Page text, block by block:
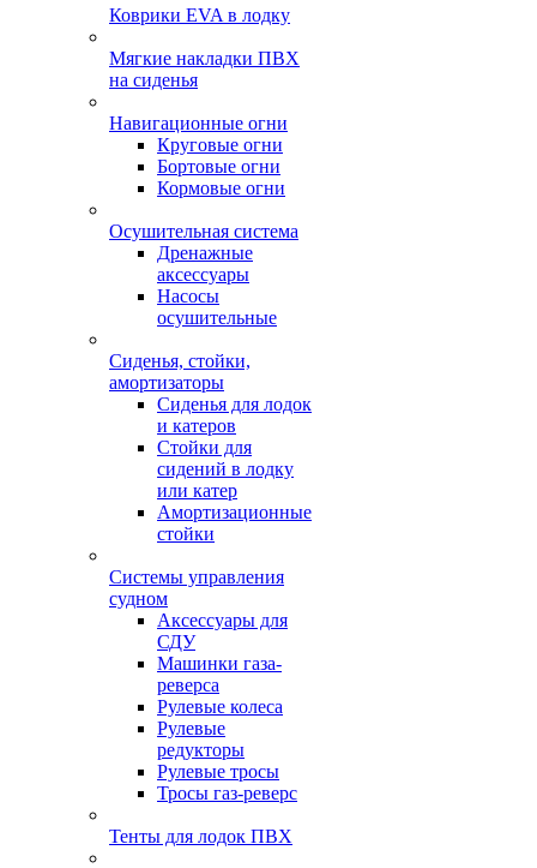
Коврики EVA в лодку
Мягкие накладки ПВХ
на сиденья
Навигационные огни
Круговые огни
Бортовые огни
Кормовые огни
Осушительная система
Дренажные
аксессуары
Насосы
осушительные
Сиденья, стойки,
амортизаторы
Сиденья для лодок
и катеров
Стойки для
сидений в лодку
или катер
Амортизационные
стойки
Системы управления
судном
Аксессуары для
СДУ
Машинки газа-
реверса
Рулевые колеса
Рулевые
редукторы
Рулевые тросы
Тросы газ-реверс
Тенты для лодок ПВХ